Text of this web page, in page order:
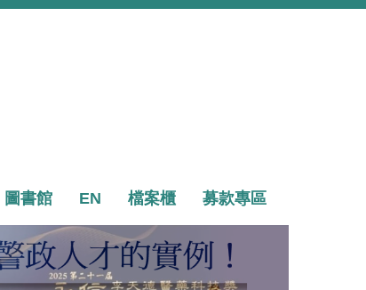
圖書館 EN 檔案櫃 募款專區